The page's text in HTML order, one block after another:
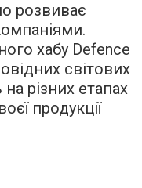
розвиває
хабу Defence
світових
різних етапах
продукції